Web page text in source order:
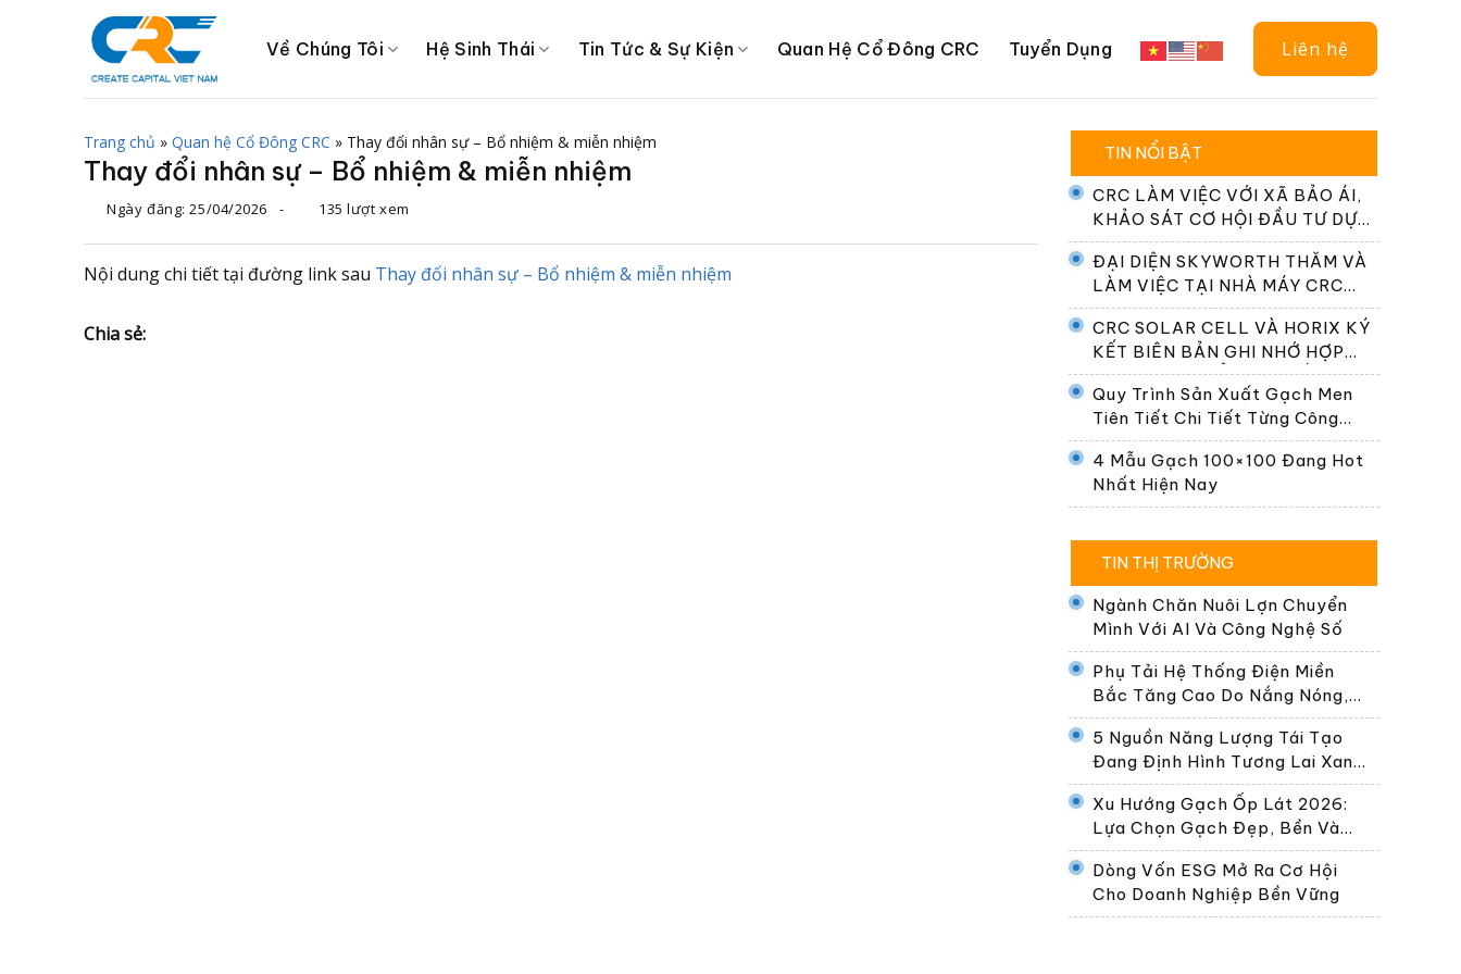
Về Chúng Tôi Hệ Sinh Thái Tin Tức & Sự Kiện Quan Hệ Cổ Đông CRC Tuyển Dụng Liên hệ
Trang chủ » Quan hệ Cổ Đông CRC » Thay đổi nhân sự – Bổ nhiệm & miễn nhiệm
Thay đổi nhân sự – Bổ nhiệm & miễn nhiệm
Ngày đăng:25/04/2026 - 135 lượt xem
Nội dung chi tiết tại đường link sau Thay đổi nhân sự – Bổ nhiệm & miễn nhiệm
Chia sẻ:
TIN NỔI BẬT
CRC LÀM VIỆC VỚI XÃ BẢO ÁI,
KHẢO SÁT CƠ HỘI ĐẦU TƯ DỰ
ÁN ĐIỆN NĂNG LƯỢNG MẶT
TRỜI
ĐẠI DIỆN SKYWORTH THĂM VÀ
LÀM VIỆC TẠI NHÀ MÁY CRC
SOLAR CELL
CRC SOLAR CELL VÀ HORIX KÝ
KẾT BIÊN BẢN GHI NHỚ HỢP
TÁC PHÁT TRIỂN HỆ THỐNG
ĐỔI PIN TẠI VIỆT NAM
Quy Trình Sản Xuất Gạch Men
Tiên Tiết Chi Tiết Từng Công
Đoạn
4 Mẫu Gạch 100×100 Đang Hot
Nhất Hiện Nay
TIN THỊ TRƯỜNG
Ngành Chăn Nuôi Lợn Chuyển
Mình Với AI Và Công Nghệ Số
Phụ Tải Hệ Thống Điện Miền
Bắc Tăng Cao Do Nắng Nóng,
Dự Kiến Gần 30.000 MW Ngày
24/6
5 Nguồn Năng Lượng Tái Tạo
Đang Định Hình Tương Lai Xanh
Của Thế Giới
Xu Hướng Gạch Ốp Lát 2026:
Lựa Chọn Gạch Đẹp, Bền Và
Phù Hợp Không Gian Sống Hiện
Đại
Dòng Vốn ESG Mở Ra Cơ Hội
Cho Doanh Nghiệp Bền Vững